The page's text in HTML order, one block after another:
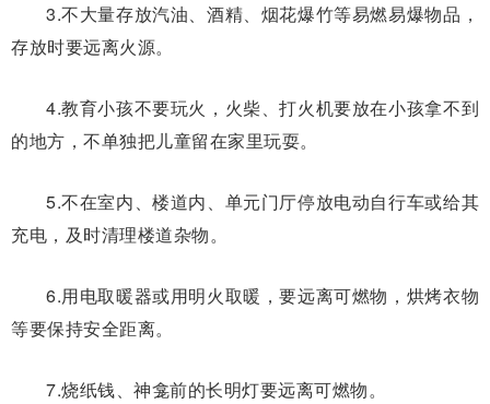
3.不大量存放汽油、酒精、烟花爆竹等易燃易爆物品，
存放时要远离火源。
4.教育小孩不要玩火，火柴、打火机要放在小孩拿不到
的地方，不单独把儿童留在家里玩耍。
5.不在室内、楼道内、单元门厅停放电动自行车或给其
充电，及时清理楼道杂物。
6.用电取暖器或用明火取暖，要远离可燃物，烘烤衣物
等要保持安全距离。
7.烧纸钱、神龛前的长明灯要远离可燃物。